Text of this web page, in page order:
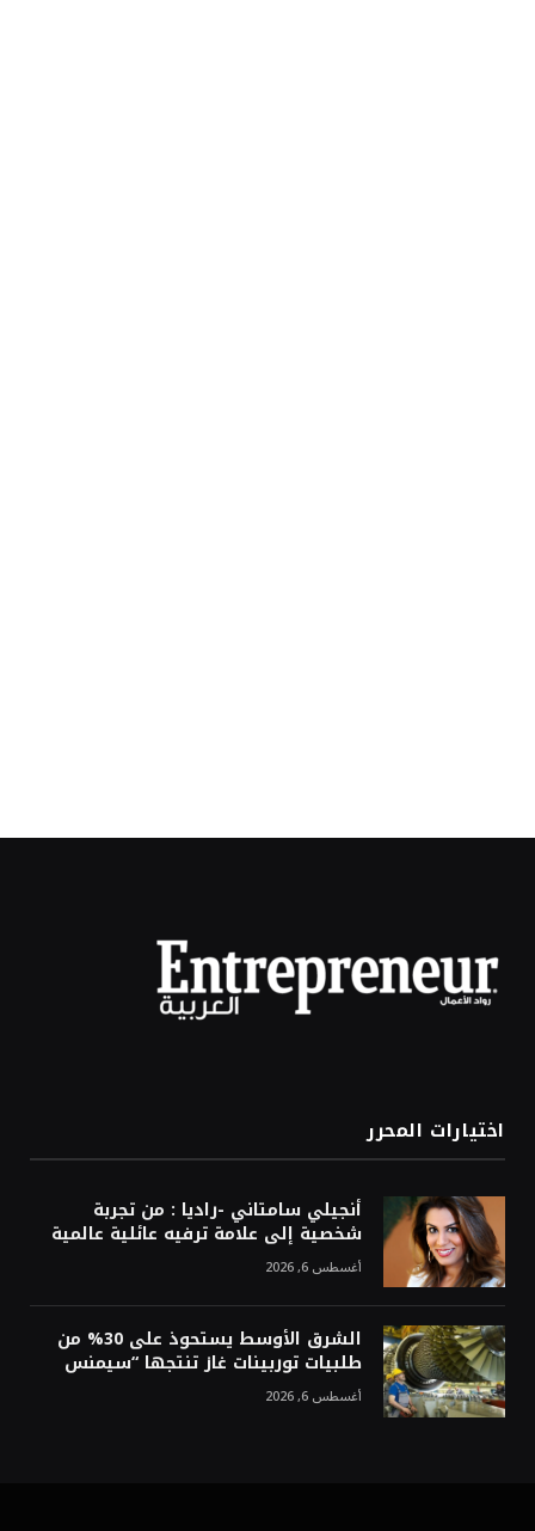
اختيارات المحرر
أنجيلي سامتاني -راديا : من تجربة
شخصية إلى علامة ترفيه عائلية عالمية
أغسطس 6, 2026
الشرق الأوسط يستحوذ على 30% من
طلبيات توربينات غاز تنتجها “سيمنس
أغسطس 6, 2026